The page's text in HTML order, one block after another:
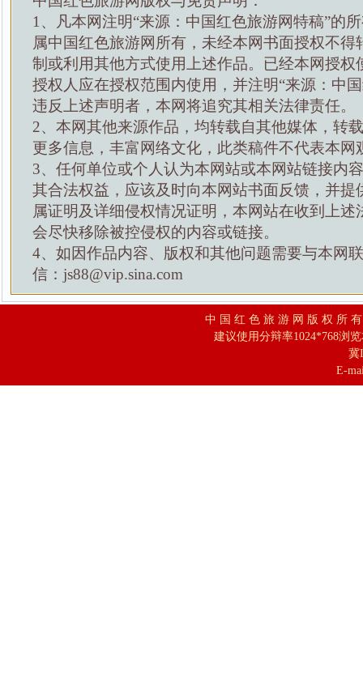
1、凡本网注明“来源：中国红色旅游网特稿”的
属中国红色旅游网所有，未经本网书面授权不得
制或利用其他方式使用上述作品。已经本网授权
授权人应在授权范围内使用，并注明“来源：中
违反上述声明者，本网将追究其相关法律责任。
2、本网其他来源作品，均转载自其他媒体，转
更多信息，丰富网络文化，此类稿件不代表本网
3、任何单位或个人认为本网站或本网站链接内
其合法权益，应该及时向本网站书面反馈，并提
属证明及详细侵权情况证明，本网站在收到上述
会尽快移除被控侵权的内容或链接。
4、如因作品内容、版权和其他问题需要与本网
信：js88@vip.sina.com
中 国 红 色 旅 游 网 版 权 所
建议使用分辩率1024*768浏
冀
E-